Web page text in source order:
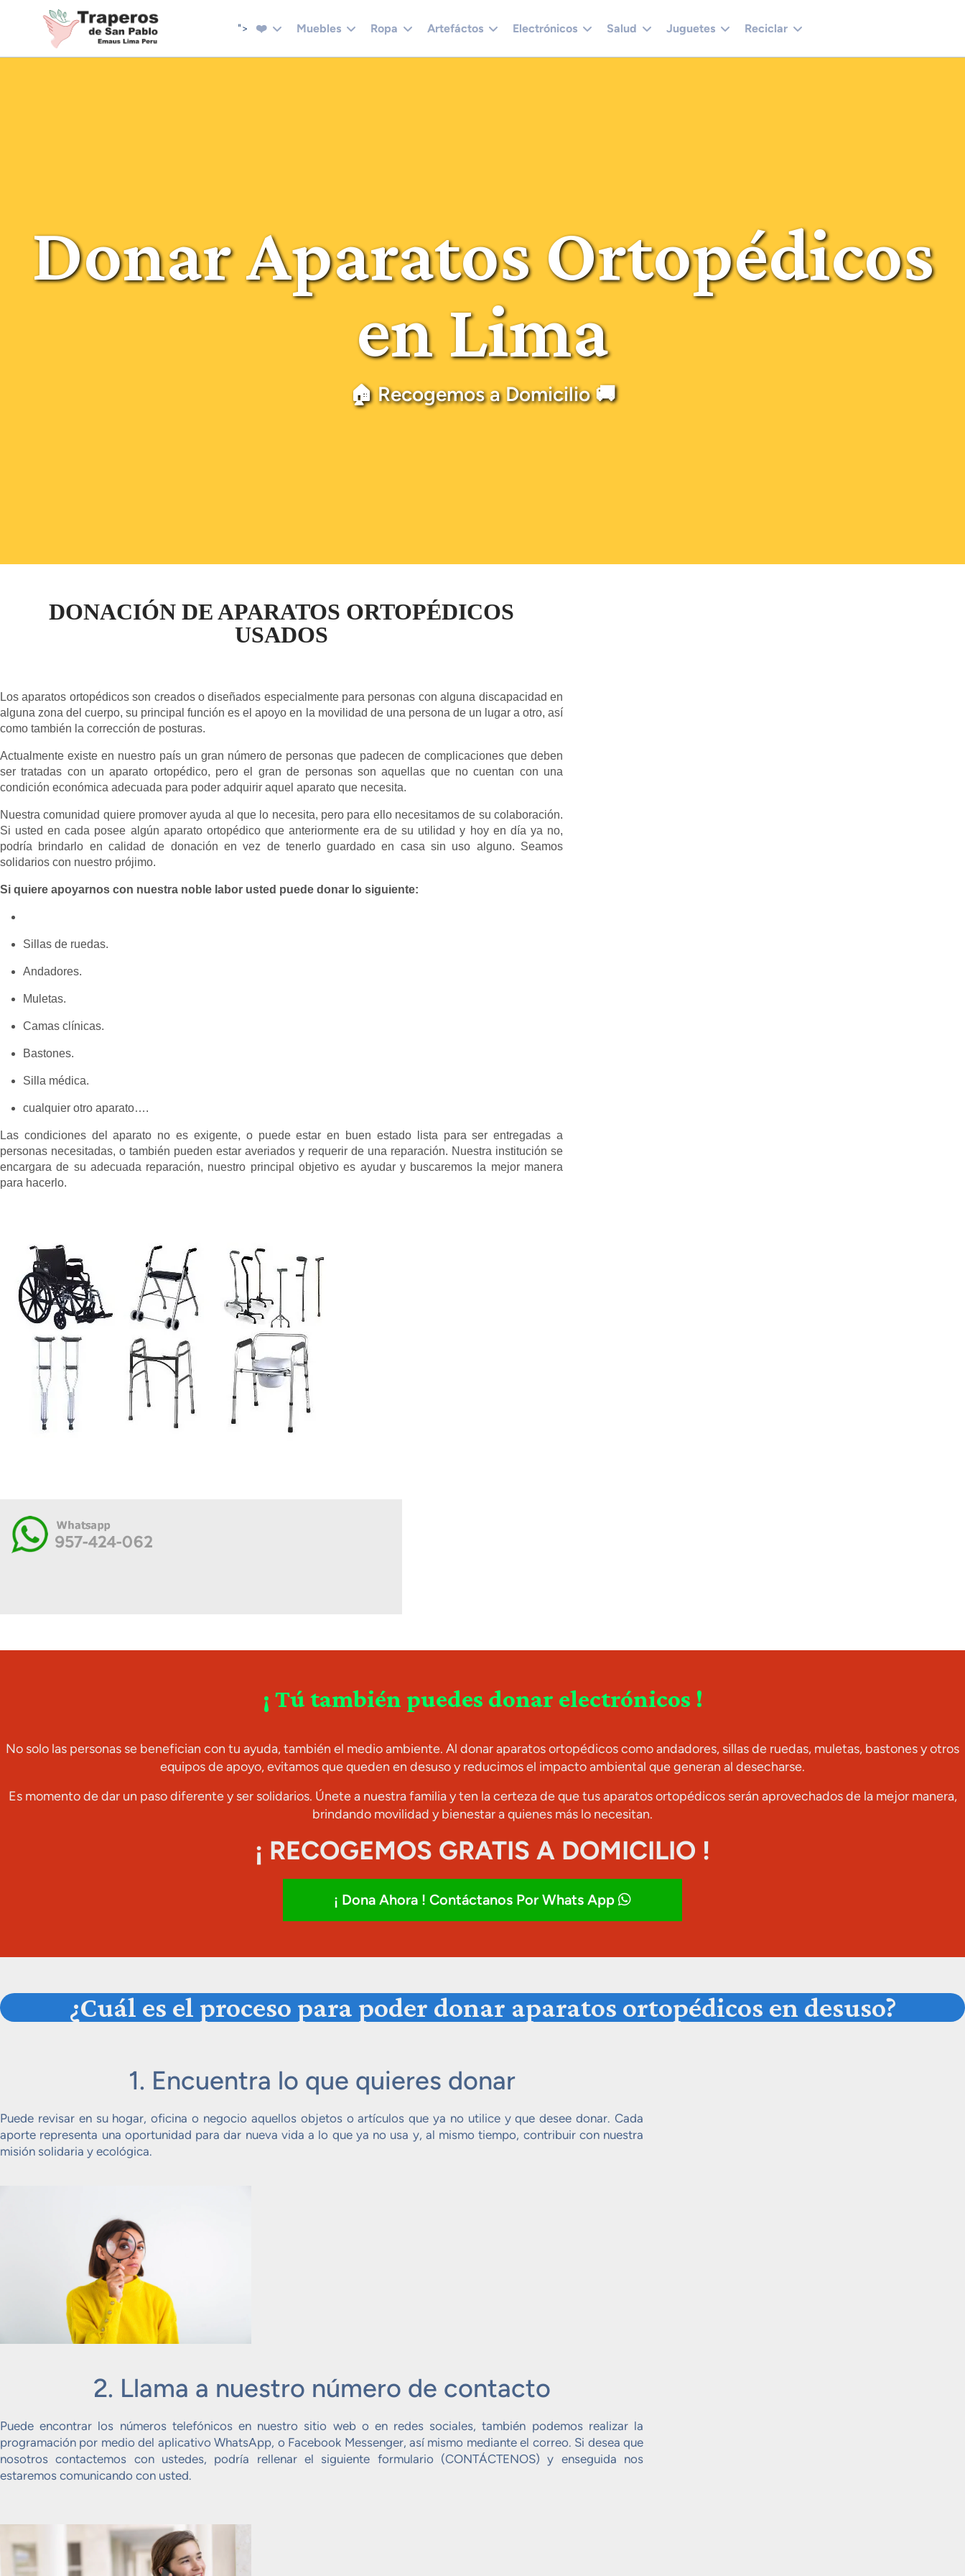
"> ❤️ Muebles Ropa Artefáctos Electrónicos Salud Juguetes Reciclar
Donar Aparatos Ortopédicos
en Lima
🏠 Recogemos a Domicilio 🚚
DONACIÓN DE APARATOS ORTOPÉDICOS
USADOS
Los aparatos ortopédicos son creados o diseñados especialmente para personas con alguna discapacidad en
alguna zona del cuerpo, su principal función es el apoyo en la movilidad de una persona de un lugar a otro, así
como también la corrección de posturas.
Actualmente existe en nuestro país un gran número de personas que padecen de complicaciones que deben
ser tratadas con un aparato ortopédico, pero el gran de personas son aquellas que no cuentan con una
condición económica adecuada para poder adquirir aquel aparato que necesita.
Nuestra comunidad quiere promover ayuda al que lo necesita, pero para ello necesitamos de su colaboración.
Si usted en cada posee algún aparato ortopédico que anteriormente era de su utilidad y hoy en día ya no,
podría brindarlo en calidad de donación en vez de tenerlo guardado en casa sin uso alguno. Seamos
solidarios con nuestro prójimo.
Si quiere apoyarnos con nuestra noble labor usted puede donar lo siguiente:
Sillas de ruedas.
Andadores.
Muletas.
Camas clínicas.
Bastones.
Silla médica.
cualquier otro aparato….
Las condiciones del aparato no es exigente, o puede estar en buen estado lista para ser entregadas a
personas necesitadas, o también pueden estar averiados y requerir de una reparación. Nuestra institución se
encargara de su adecuada reparación, nuestro principal objetivo es ayudar y buscaremos la mejor manera
para hacerlo.
¡ Tú también puedes donar electrónicos !
No solo las personas se benefician con tu ayuda, también el medio ambiente. Al donar aparatos ortopédicos como andadores, sillas de ruedas, muletas, bastones y otros
equipos de apoyo, evitamos que queden en desuso y reducimos el impacto ambiental que generan al desecharse.
Es momento de dar un paso diferente y ser solidarios. Únete a nuestra familia y ten la certeza de que tus aparatos ortopédicos serán aprovechados de la mejor manera,
brindando movilidad y bienestar a quienes más lo necesitan.
¡ RECOGEMOS GRATIS A DOMICILIO !
¡ Dona Ahora ! Contáctanos Por Whats App
¿Cuál es el proceso para poder donar aparatos ortopédicos en desuso?
1. Encuentra lo que quieres donar
Puede revisar en su hogar, oficina o negocio aquellos objetos o artículos que ya no utilice y que desee donar. Cada
aporte representa una oportunidad para dar nueva vida a lo que ya no usa y, al mismo tiempo, contribuir con nuestra
misión solidaria y ecológica.
2. Llama a nuestro número de contacto
Puede encontrar los números telefónicos en nuestro sitio web o en redes sociales, también podemos realizar la
programación por medio del aplicativo WhatsApp, o Facebook Messenger, así mismo mediante el correo. Si desea que
nosotros contactemos con ustedes, podría rellenar el siguiente formulario (CONTÁCTENOS) y enseguida nos
estaremos comunicando con usted.